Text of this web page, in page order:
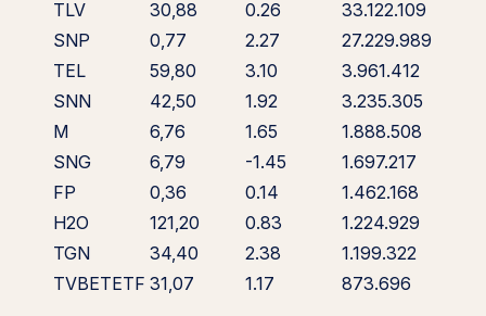
TLV
30,88 0.26
33.122.109
SNP
0,77 2.27
27.229.989
TEL
59,80 3.10
3.961.412
SNN
42,50 1.92
3.235.305
M
6,76 1.65
1.888.508
SNG
6,79 -1.45
1.697.217
FP
0,36 0.14
1.462.168
H2O
121,20 0.83
1.224.929
TGN
34,40 2.38
1.199.322
TVBETETF 31,07 1.17 873.696